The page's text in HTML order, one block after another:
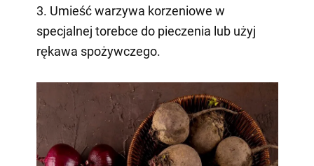
3. Umieść warzywa korzeniowe w
specjalnej torebce do pieczenia lub użyj
rękawa spożywczego.